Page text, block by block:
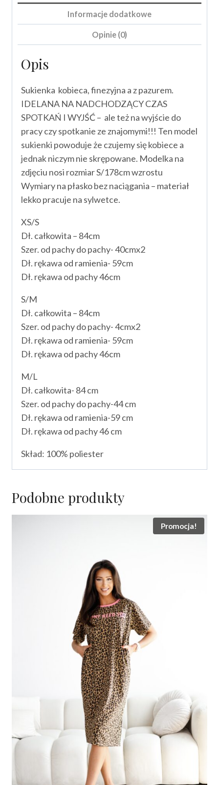
Informacje dodatkowe
Opinie (0)
Opis
Sukienka kobieca, finezyjna a z pazurem.
IDELANA NA NADCHODZĄCY CZAS
SPOTKAŃ I WYJŚĆ – ale też na wyjście do
pracy czy spotkanie ze znajomymi!!! Ten model
sukienki powoduje że czujemy się kobiece a
jednak niczym nie skrępowane. Modelka na
zdjęciu nosi rozmiar S/178cm wzrostu
Wymiary na płasko bez naciągania – materiał
lekko pracuje na sylwetce.
XS/S
Dł. całkowita – 84cm
Szer. od pachy do pachy- 40cmx2
Dł. rękawa od ramienia- 59cm
Dł. rękawa od pachy 46cm
S/M
Dł. całkowita – 84cm
Szer. od pachy do pachy- 4cmx2
Dł. rękawa od ramienia- 59cm
Dł. rękawa od pachy 46cm
M/L
Dł. całkowita- 84 cm
Szer. od pachy do pachy-44 cm
Dł. rękawa od ramienia-59 cm
Dł. rękawa od pachy 46 cm
Skład: 100% poliester
Podobne produkty
Promocja!